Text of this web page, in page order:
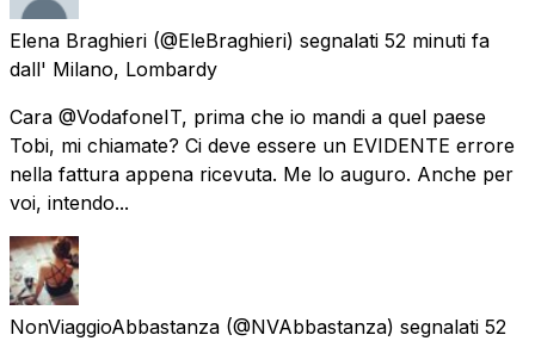
Elena Braghieri (@EleBraghieri) segnalati 52 minuti fa
dall' Milano, Lombardy
Cara @VodafoneIT, prima che io mandi a quel paese
Tobi, mi chiamate? Ci deve essere un EVIDENTE errore
nella fattura appena ricevuta. Me lo auguro. Anche per
voi, intendo...
NonViaggioAbbastanza (@NVAbbastanza) segnalati 52